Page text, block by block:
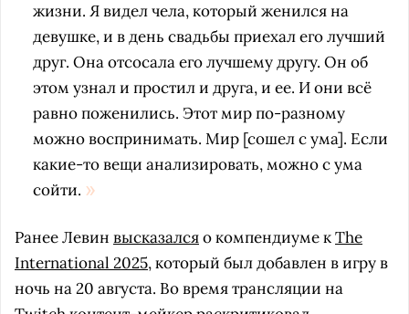
жизни. Я видел чела, который женился на
девушке, и в день свадьбы приехал его лучший
друг. Она отсосала его лучшему другу. Он об
этом узнал и простил и друга, и ее. И они всё
равно поженились. Этот мир по-разному
можно воспринимать. Мир [сошел с ума]. Если
какие-то вещи анализировать, можно с ума
сойти.
Ранее Левин высказалсяо компендиуме кThe
International 2025, который был добавлен в игру в
ночь на 20 августа. Во время трансляции на